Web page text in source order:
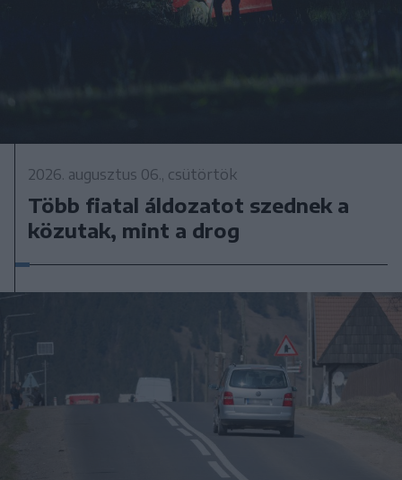
2026. augusztus 06., csütörtök
Több fiatal áldozatot szednek a
közutak, mint a drog